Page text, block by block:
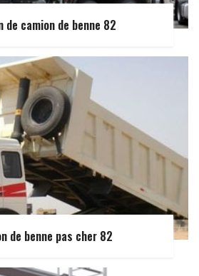
de camion de benne 82
de benne pas cher 82